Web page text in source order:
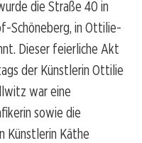
die Straße 40 in
Schöneberg, in Ottilie-
Dieser feierliche Akt
der Künstlerin Ottilie
war eine
sowie die
Künstlerin Käthe